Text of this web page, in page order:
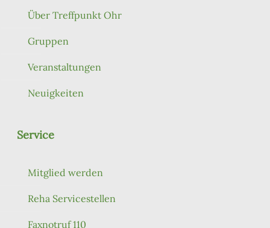
Über Treffpunkt Ohr
Gruppen
Veranstaltungen
Neuigkeiten
Service
Mitglied werden
Reha Servicestellen
Faxnotruf 110